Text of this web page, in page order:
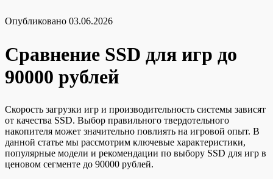
Опубликовано 03.06.2026
Сравнение SSD для игр до
90000 рублей
Скорость загрузки игр и производительность системы зависят
от качества SSD. Выбор правильного твердотельного
накопителя может значительно повлиять на игровой опыт. В
данной статье мы рассмотрим ключевые характеристики,
популярные модели и рекомендации по выбору SSD для игр в
ценовом сегменте до 90000 рублей.